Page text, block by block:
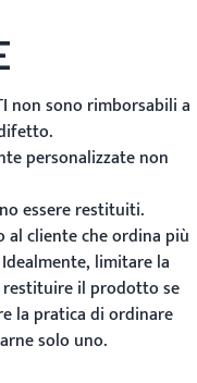
non sono rimborsabili a
personalizzate non
essere restituiti.
al cliente che ordina più
limitare la
il prodotto se
la pratica di ordinare
solo uno.